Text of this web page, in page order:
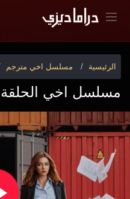
الرئيسية مسلسل اخي مترجم
مسلسل اخي الحلقة 16